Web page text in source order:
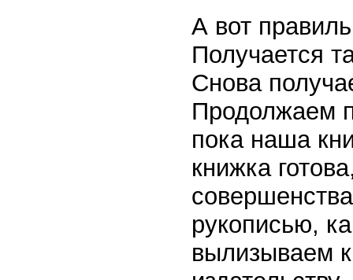
А вот
Получается
Снова
Продолжаем
пока наша
книжка
рукописью,
вылизываем